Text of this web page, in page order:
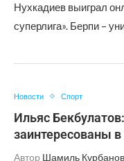
Нухкадиев выиграл
суперлига». Берпи –
Новости Спорт
Ильяс
заинтересованы
Автор Шамиль Курбанов